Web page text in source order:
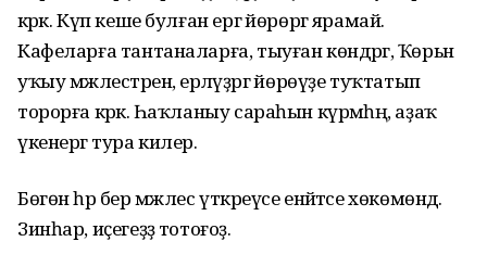
кәрәк. Күп кеше булған ергә йөрөргә ярамай.
Кафеларға тантаналарға, тыуған көндәргә, Ҡөрьән
уҡыу мәжлестәренә, ерләүҙәргә йөрөүҙе туҡтатып
торорға кәрәк. Һаҡланыу сараһын күрмәһәң, аҙаҡ
үкенергә тура килер.
Бөгөн һәр бер мәжлес үткәреүсе енәйәтсе хөкөмөндә.
Зинһар, иҫегеҙҙә тотоғоҙ.